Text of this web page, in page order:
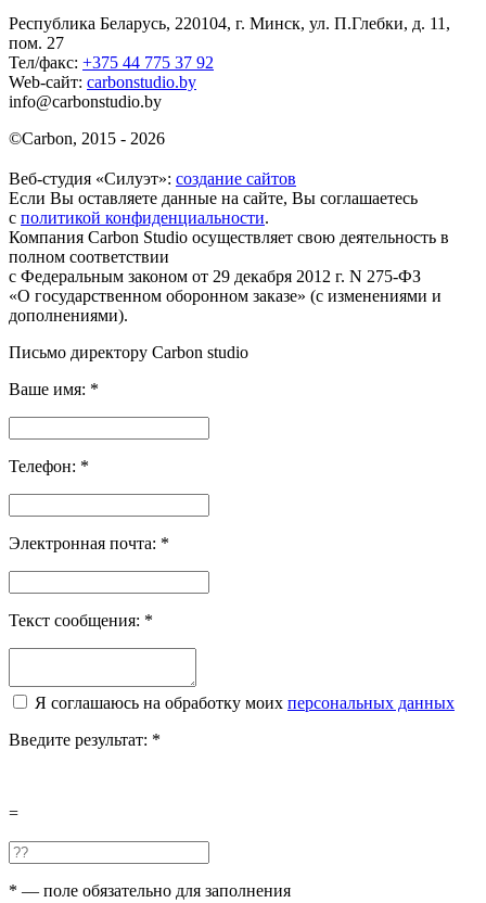
Республика Беларусь, 220104, г. Минск, ул. П.Глебки, д. 11,
пом. 27
Тел/факс: +375 44 775 37 92
Web-сайт: carbonstudio.by
info@carbonstudio.by
©Carbon, 2015 - 2026
Веб-студия «Силуэт»: создание сайтов
Если Вы оставляете данные на сайте, Вы соглашаетесь
с политикой конфиденциальности.
Компания Carbon Studio осуществляет свою деятельность в
полном соответствии
с Федеральным законом от 29 декабря 2012 г. N 275-ФЗ
«О государственном оборонном заказе» (с изменениями и
дополнениями).
Письмо директору Carbon studio
Ваше имя: *
Телефон: *
Электронная почта: *
Текст сообщения: *
Я соглашаюсь на обработку моих персональных данных
Введите результат: *
=
* — поле обязательно для заполнения